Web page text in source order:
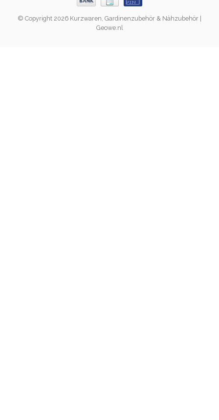
© Copyright 2026 Kurzwaren, Gardinenzubehör & Nähzubehör |
Geowe.nl